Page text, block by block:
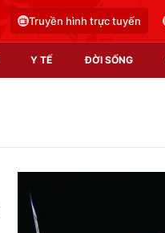
Truyền hình trực tuyến
Y TẾ ĐỜI SỐNG